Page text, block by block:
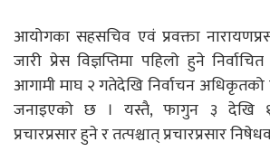
आयोगका सहसचिव एवं प्रवक्ता
जारी प्रेस विज्ञप्तिमा पहिलो हुने
आगामी माघ २ गतेदेखि निर्वाचन अधिकृतको
जनाइएको छ । यस्तै, फागुन ३ देखि
प्रचारप्रसार हुने र तत्पश्चात् प्रचारप्रसार